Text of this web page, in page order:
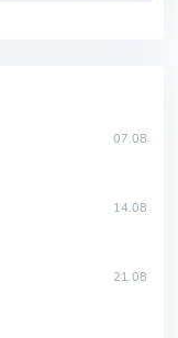
07.08
14.08
21.08